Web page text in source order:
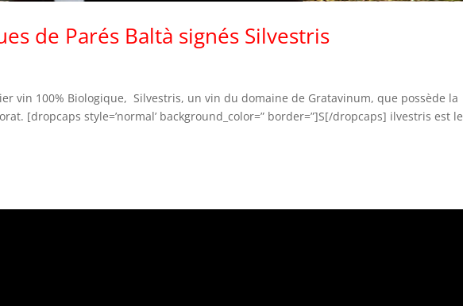
de Parés Baltà signés Silvestris
vin 100% Biologique, Silvestris, un vin du domaine de Gratavinum, que possède la
[dropcaps style=’normal’ background_color=” border=”]S[/dropcaps] ilvestris est le